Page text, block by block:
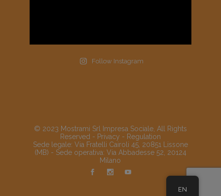
Follow Instagram
© 2023 Mostrami Srl Impresa Sociale, All Rights
Reserved - Privacy - Regulation
Sede legale: Via Fratelli Cairoli 45, 20851 Lissone
(MB) - Sede operativa: Via Abbadesse 52, 20124
Milano
EN